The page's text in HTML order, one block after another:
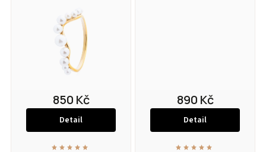
850 Kč
Detail
890 Kč
Detail